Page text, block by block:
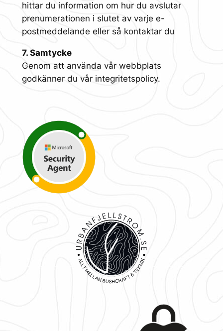
hittar du information om hur du avslutar
prenumerationen i slutet av varje e-
postmeddelande eller så kontaktar du
7. Samtycke
Genom att använda vår webbplats
godkänner du vår integritetspolicy.